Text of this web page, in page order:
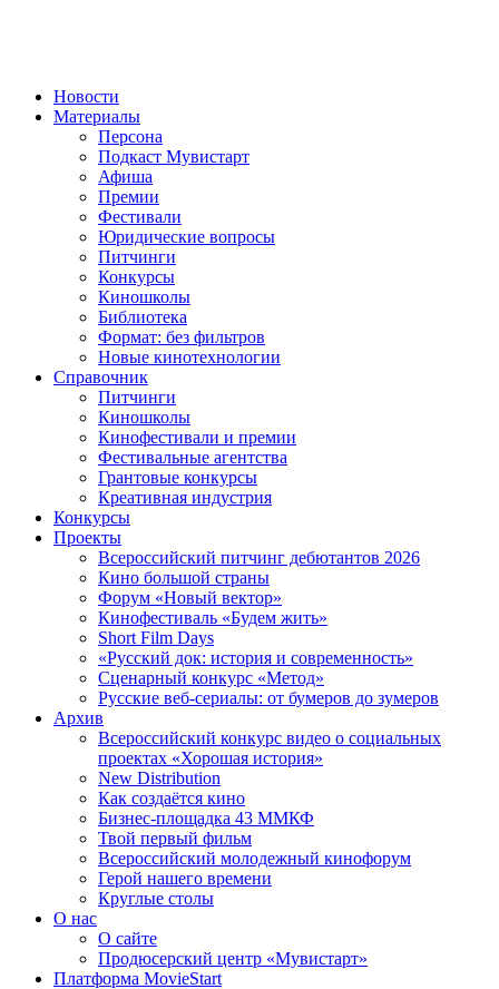
Новости
Материалы
Персона
Подкаст Мувистарт
Афиша
Премии
Фестивали
Юридические вопросы
Питчинги
Конкурсы
Киношколы
Библиотека
Формат: без фильтров
Новые кинотехнологии
Справочник
Питчинги
Киношколы
Кинофестивали и премии
Фестивальные агентства
Грантовые конкурсы
Креативная индустрия
Конкурсы
Проекты
Всероссийский питчинг дебютантов 2026
Кино большой страны
Форум «Новый вектор»
Кинофестиваль «Будем жить»
Short Film Days
«Русский док: история и современность»
Сценарный конкурс «Метод»
Русские веб-сериалы: от бумеров до зумеров
Архив
Всероссийский конкурс видео о социальных
проектах «Хорошая история»
New Distribution
Как создаётся кино
Бизнес-площадка 43 ММКФ
Твой первый фильм
Всероссийский молодежный кинофорум
Герой нашего времени
Круглые столы
О нас
О сайте
Продюсерский центр «Мувистарт»
Платформа MovieStart